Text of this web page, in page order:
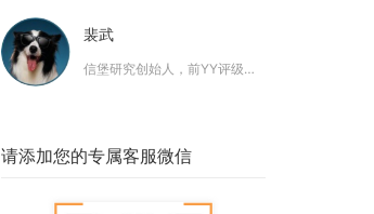
裴武
信堡研究创始人，前YY评级研究部负责人
请添加您的专属客服微信